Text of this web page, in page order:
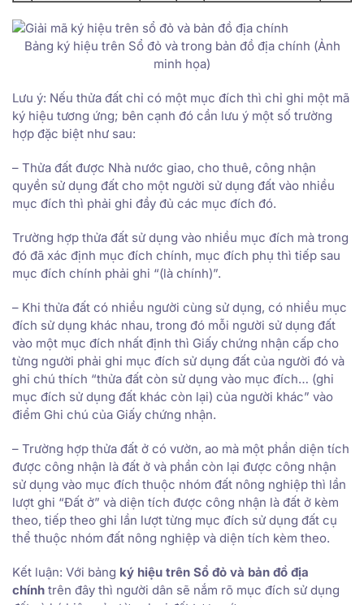
Bảng ký hiệu trên Sổ đỏ và trong bản đồ địa chính (Ảnh
minh họa)
Lưu ý: Nếu thửa đất chỉ có một mục đích thì chỉ ghi một mã
ký hiệu tương ứng; bên cạnh đó cần lưu ý một số trường
hợp đặc biệt như sau:
– Thửa đất được Nhà nước giao, cho thuê, công nhận
quyền sử dụng đất cho một người sử dụng đất vào nhiều
mục đích thì phải ghi đầy đủ các mục đích đó.
Trường hợp thửa đất sử dụng vào nhiều mục đích mà trong
đó đã xác định mục đích chính, mục đích phụ thì tiếp sau
mục đích chính phải ghi “(là chính)”.
– Khi thửa đất có nhiều người cùng sử dụng, có nhiều mục
đích sử dụng khác nhau, trong đó mỗi người sử dụng đất
vào một mục đích nhất định thì Giấy chứng nhận cấp cho
từng người phải ghi mục đích sử dụng đất của người đó và
ghi chú thích “thửa đất còn sử dụng vào mục đích… (ghi
mục đích sử dụng đất khác còn lại) của người khác” vào
điểm Ghi chú của Giấy chứng nhận.
– Trường hợp thửa đất ở có vườn, ao mà một phần diện tích
được công nhận là đất ở và phần còn lại được công nhận
sử dụng vào mục đích thuộc nhóm đất nông nghiệp thì lần
lượt ghi “Đất ở” và diện tích được công nhận là đất ở kèm
theo, tiếp theo ghi lần lượt từng mục đích sử dụng đất cụ
thể thuộc nhóm đất nông nghiệp và diện tích kèm theo.
Kết luận: Với bảng ký hiệu trên Sổ đỏ và bản đồ địa
chính trên đây thì người dân sẽ nắm rõ mục đích sử dụng